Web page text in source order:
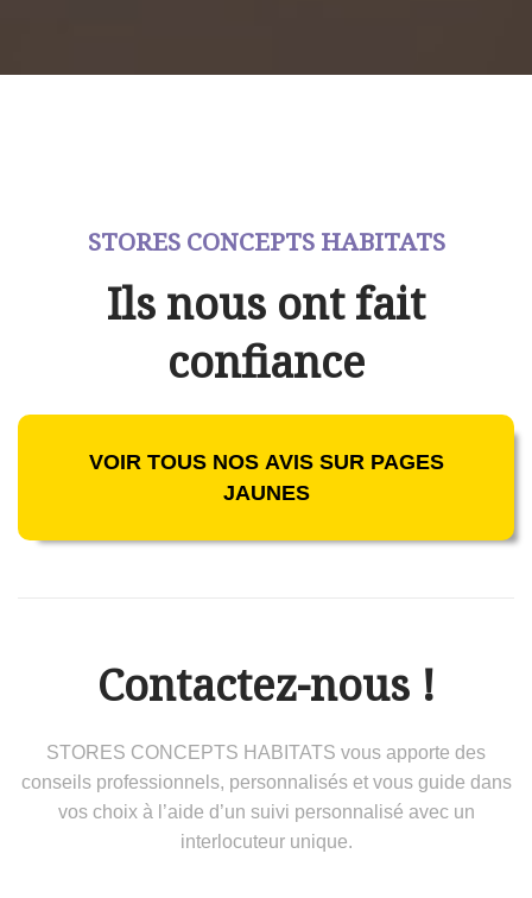
STORES CONCEPTS HABITATS
Ils nous ont fait
confiance
VOIR TOUS NOS AVIS SUR PAGES
JAUNES
Contactez-nous !
STORES CONCEPTS HABITATS vous apporte des
conseils professionnels, personnalisés et vous guide dans
vos choix à l’aide d’un suivi personnalisé avec un
interlocuteur unique.